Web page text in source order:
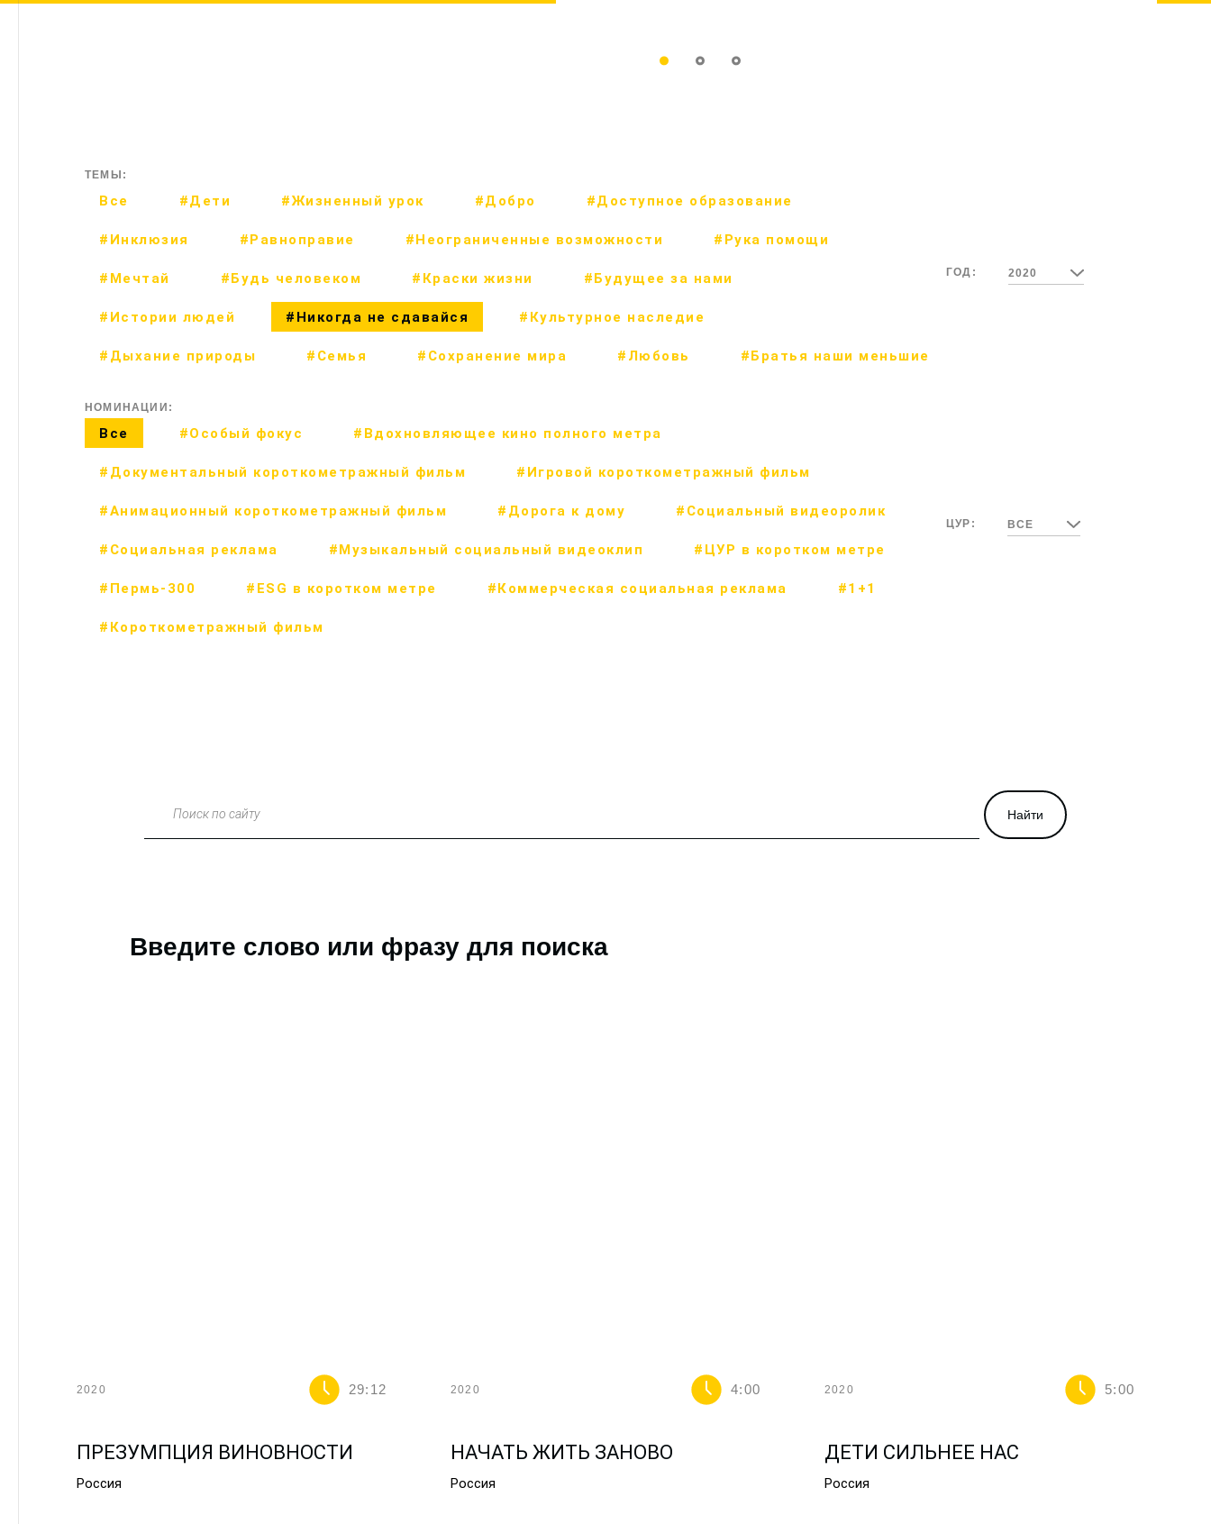
ТЕМЫ:
Все #Дети #Жизненный урок #Добро #Доступное образование
#Инклюзия #Равноправие #Неограниченные возможности #Рука помощи
#Мечтай #Будь человеком #Краски жизни #Будущее за нами
#Истории людей #Никогда не сдавайся #Культурное наследие
#Дыхание природы #Семья #Сохранение мира #Любовь #Братья наши меньшие
ГОД: 2020
НОМИНАЦИИ:
Все #Особый фокус #Вдохновляющее кино полного метра
#Документальный короткометражный фильм #Игровой короткометражный фильм
#Анимационный короткометражный фильм #Дорога к дому #Социальный видеоролик
#Социальная реклама #Музыкальный социальный видеоклип #ЦУР в коротком метре
#Пермь-300 #ESG в коротком метре #Коммерческая социальная реклама #1+1
#Короткометражный фильм
ЦУР: ВСЕ
Поиск по сайту Найти
Введите слово или фразу для поиска
2020 29:12
ПРЕЗУМПЦИЯ ВИНОВНОСТИ
Россия
2020 4:00
НАЧАТЬ ЖИТЬ ЗАНОВО
Россия
2020 5:00
ДЕТИ СИЛЬНЕЕ НАС
Россия